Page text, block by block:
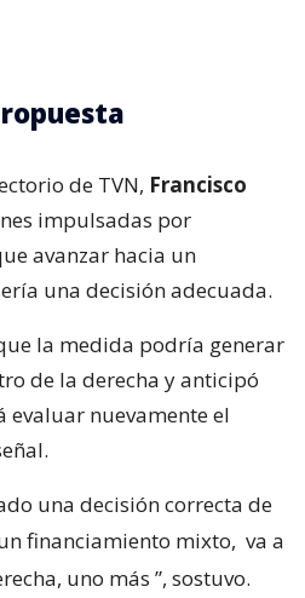
de TVN, Francisco
impulsadas por
avanzar hacia un
una decisión adecuada.
la medida podría generar
de la derecha y anticipó
evaluar nuevamente el
una decisión correcta de
financiamiento mixto, va a
uno más ”, sostuvo.